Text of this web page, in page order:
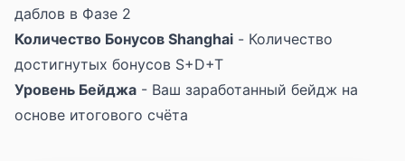
даблов в Фазе 2
Количество Бонусов Shanghai - Количество
достигнутых бонусов S+D+T
Уровень Бейджа - Ваш заработанный бейдж на
основе итогового счёта